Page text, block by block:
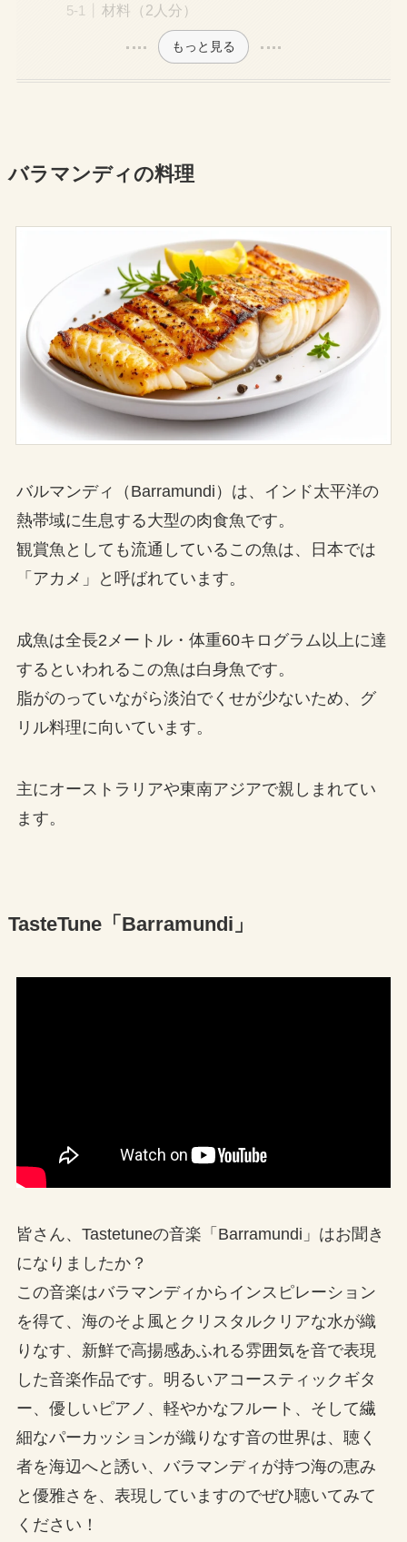
材料（2人分）
もっと見る
バラマンディの料理
バルマンディ（Barramundi）は、インド太平洋の
熱帯域に生息する大型の肉食魚です。
観賞魚としても流通しているこの魚は、日本では
「アカメ」と呼ばれています。
成魚は全長2メートル・体重60キログラム以上に達
するといわれるこの魚は白身魚です。
脂がのっていながら淡泊でくせが少ないため、グ
リル料理に向いています。
主にオーストラリアや東南アジアで親しまれてい
ます。
TasteTune「Barramundi」
皆さん、Tastetuneの音楽「Barramundi」はお聞き
になりましたか？
この音楽はバラマンディからインスピレーション
を得て、海のそよ風とクリスタルクリアな水が織
りなす、新鮮で高揚感あふれる雰囲気を音で表現
した音楽作品です。明るいアコースティックギタ
ー、優しいピアノ、軽やかなフルート、そして繊
細なパーカッションが織りなす音の世界は、聴く
者を海辺へと誘い、バラマンディが持つ海の恵み
と優雅さを、表現していますのでぜひ聴いてみて
ください！